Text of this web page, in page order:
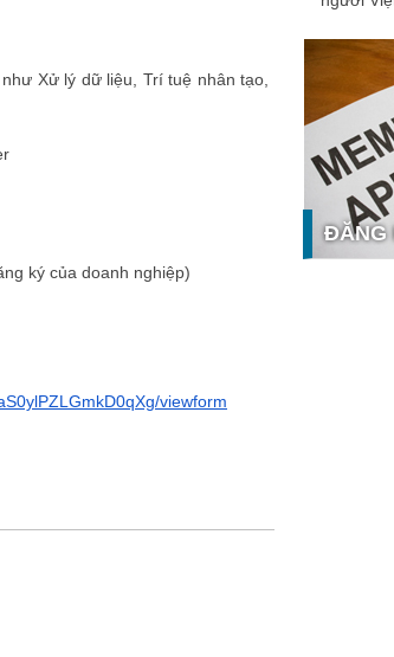
Xử lý dữ liệu, Trí tuệ nhân tạo,
ký của doanh nghiệp)
viewform
nghiệp:
phục
Vietnam
câu hỏi
nghệ và
Giải
giải cho
tế số tại
Ứng
ĐĂNG